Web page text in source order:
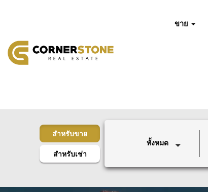
ขาย
สำหรับขาย
สำหรับเช่า
ทั้งหมด